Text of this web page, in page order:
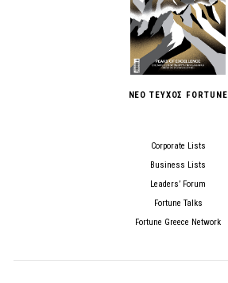
ΝΕΟ ΤΕΥΧΟΣ FORTUNE
Corporate Lists
Business Lists
Leaders’ Forum
Fortune Talks
Fortune Greece Network